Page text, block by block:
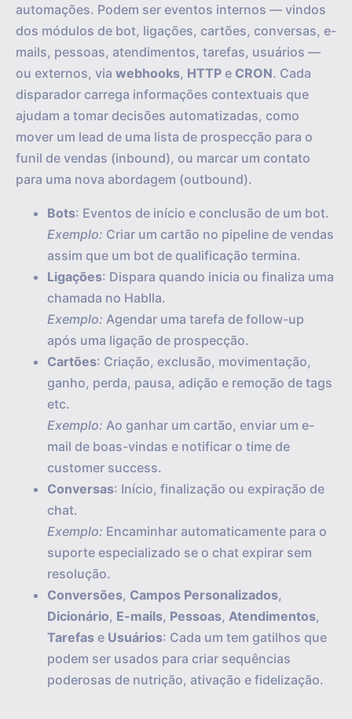
automações. Podem ser eventos internos — vindos
dos módulos de bot, ligações, cartões, conversas, e-
mails, pessoas, atendimentos, tarefas, usuários —
ou externos, via webhooks, HTTP e CRON. Cada
disparador carrega informações contextuais que
ajudam a tomar decisões automatizadas, como
mover um lead de uma lista de prospecção para o
funil de vendas (inbound), ou marcar um contato
para uma nova abordagem (outbound).
Bots: Eventos de início e conclusão de um bot.
Exemplo: Criar um cartão no pipeline de vendas
assim que um bot de qualificação termina.
Ligações: Dispara quando inicia ou finaliza uma
chamada no Hablla.
Exemplo: Agendar uma tarefa de follow-up
após uma ligação de prospecção.
Cartões: Criação, exclusão, movimentação,
ganho, perda, pausa, adição e remoção de tags
etc.
Exemplo: Ao ganhar um cartão, enviar um e-
mail de boas-vindas e notificar o time de
customer success.
Conversas: Início, finalização ou expiração de
chat.
Exemplo: Encaminhar automaticamente para o
suporte especializado se o chat expirar sem
resolução.
Conversões, Campos Personalizados,
Dicionário, E-mails, Pessoas, Atendimentos,
Tarefas e Usuários: Cada um tem gatilhos que
podem ser usados para criar sequências
poderosas de nutrição, ativação e fidelização.